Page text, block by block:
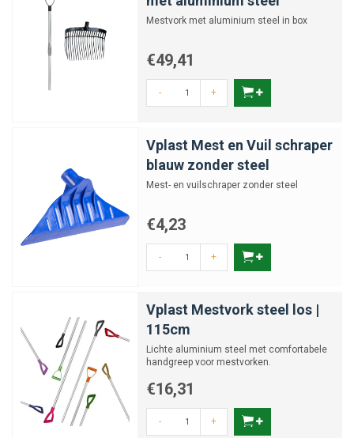
Mestvork met aluminium steel in box
€49,41
- +
Vplast Mest en Vuil schraper
blauw zonder steel
Mest- en vuilschraper zonder steel
€4,23
- +
Vplast Mestvork steel los |
115cm
Lichte aluminium steel met comfortabele
handgreep voor mestvorken.
€16,31
- +